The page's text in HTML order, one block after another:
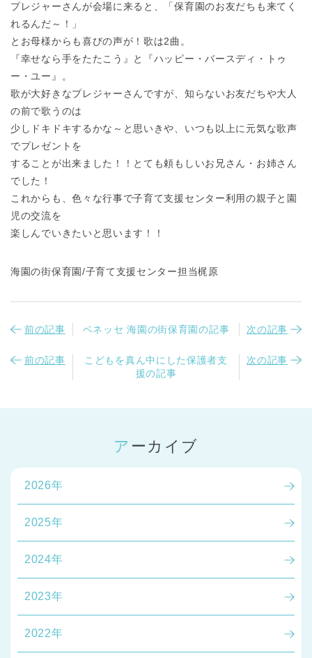
プレジャーさんが会場に来ると、「保育園のお友だちも来てく
れるんだ～！」
とお母様からも喜びの声が！歌は2曲。
『幸せなら手をたたこう』と『ハッピー・バースディ・トゥ
ー・ユー』。
歌が大好きなプレジャーさんですが、知らないお友だちや大人
の前で歌うのは
少しドキドキするかな～と思いきや、いつも以上に元気な歌声
でプレゼントを
することが出来ました！！とても頼もしいお兄さん・お姉さん
でした！
これからも、色々な行事で子育て支援センター利用の親子と園
児の交流を
楽しんでいきたいと思います！！
海園の街保育園/子育て支援センター担当梶原
前の記事 ベネッセ 海園の街保育園の記事 次の記事
前の記事
こどもを真ん中にした保護者支
援の記事
次の記事
アーカイブ
2026年
2025年
2024年
2023年
2022年